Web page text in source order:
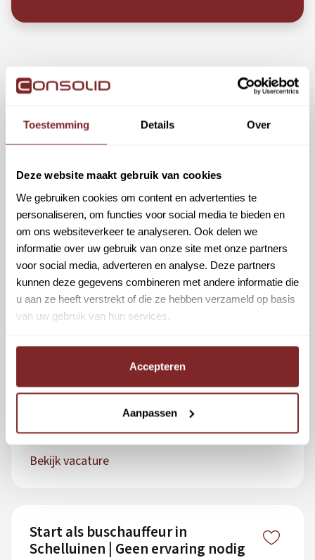
Toestemming Details Over
Deze website maakt gebruik van cookies
We gebruiken cookies om content en advertenties te
personaliseren, om functies voor social media te bieden en
om ons websiteverkeer te analyseren. Ook delen we
informatie over uw gebruik van onze site met onze partners
voor social media, adverteren en analyse. Deze partners
kunnen deze gegevens combineren met andere informatie die
u aan ze heeft verstrekt of die ze hebben verzameld op basis
van uw gebruik van hun services.
Accepteren
Aanpassen
Omscholen tot Buschauffeur bij
Qbuzz in Alblasserdam | Geen
Ervaring Nodig
€ 3550,00 - € 4742,00
p/m
Fulltime | Parttime
Bekijk vacature
Omscholen tot Buschauffeur in
Alblasserdam | Gratis Opleiding |
Alblasserdam
Personenvervoer
€ 3550,00 - € 4742,00
p/m
Fulltime | Parttime
Bekijk vacature
Start als buschauffeur in
Schelluinen | Geen ervaring nodig